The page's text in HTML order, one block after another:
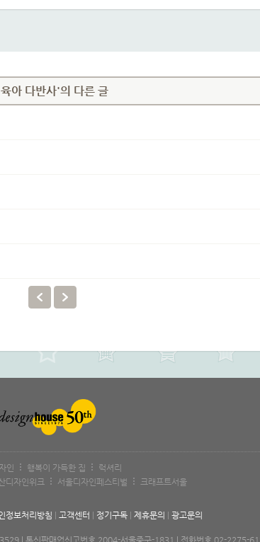
아 다반사'의 다른 글
인 행복이 가득한 집
럭셔리
디자인위크 서울디자인페스티벌 크래프트서울
정보처리방침 고객센터 정기구독 제휴문의 광고문의
| 통신판매업신고번호 2004-서울중구-1831 | 전화번호 02-2275-